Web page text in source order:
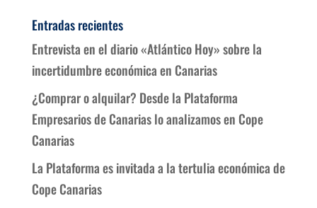
Entradas recientes
Entrevista en el diario «Atlántico Hoy» sobre la
incertidumbre económica en Canarias
¿Comprar o alquilar? Desde la Plataforma
Empresarios de Canarias lo analizamos en Cope
Canarias
La Plataforma es invitada a la tertulia económica de
Cope Canarias